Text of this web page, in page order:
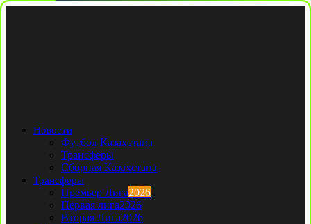
Новости
Футбол Казахстана
Трансферы
Сборная Казахстана
Трансферы
Премьер Лига2026
Первая лига2026
Вторая Лига2026